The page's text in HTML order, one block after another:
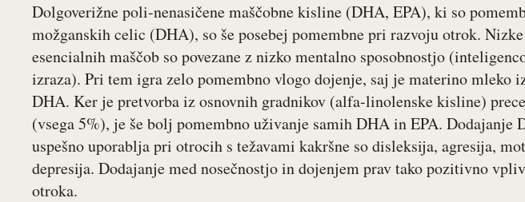
Dolgoverižne poli-nenasičene maščobne kisline (DHA, EPA), ki so
možganskih celic (DHA), so še posebej pomembne pri razvoju otrok.
esencialnih maščob so povezane z nizko mentalno sposobnostjo
izraza). Pri tem igra zelo pomembno vlogo dojenje, saj je materino mleko
DHA. Ker je pretvorba iz osnovnih gradnikov (alfa-linolenske kisline)
(vsega 5%), je še bolj pomembno uživanje samih DHA in EPA. Dodajanje
uspešno uporablja pri otrocih s težavami kakršne so disleksija, agresija,
depresija. Dodajanje med nosečnostjo in dojenjem prav tako pozitivno
otroka.